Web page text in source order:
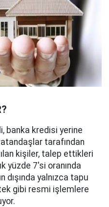
banka kredisi yerine
tarafından
kişiler, talep ettikleri
yüzde 7'si oranında
dışında yalnızca tapu
gibi resmi işlemlere